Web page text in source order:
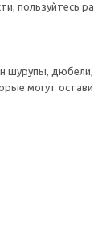
дюбели,
могут